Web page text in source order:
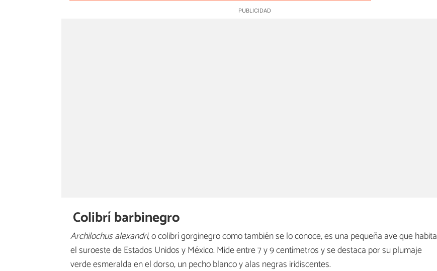
Colibrí barbinegro
Archilochus alexandri,o colibrí gorginegro como también se lo conoce, es una pequeña ave que habita
el suroeste de Estados Unidos y México. Mide entre 7 y 9 centímetros y se destaca por su plumaje
verde esmeralda en el dorso, un pecho blanco y alas negras iridiscentes.